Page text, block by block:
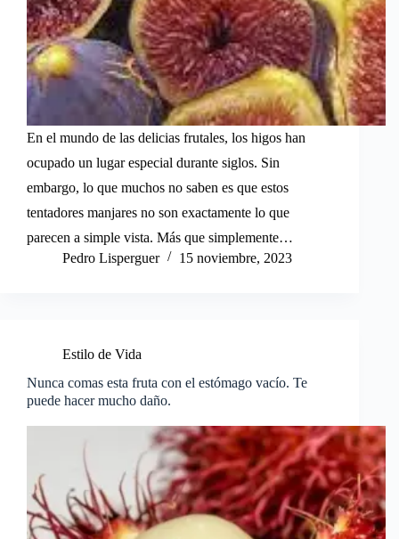
En el mundo de las delicias frutales, los higos han
ocupado un lugar especial durante siglos. Sin
embargo, lo que muchos no saben es que estos
tentadores manjares no son exactamente lo que
parecen a simple vista. Más que simplemente…
Pedro Lisperguer
15 noviembre, 2023
Estilo de Vida
Nunca comas esta fruta con el estómago vacío. Te
puede hacer mucho daño.